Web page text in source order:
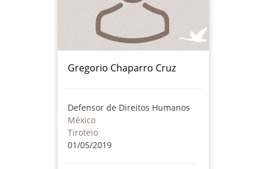
Gregorio Chaparro Cruz
Defensor de Direitos Humanos
México
Tiroteio
01/05/2019